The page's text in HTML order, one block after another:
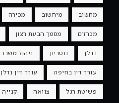
מחשוב מיחשוב מכירה
מכרזים מסמך הבעת רצון
נדלן נוטריון ניהול משרד
עורך דין בחיפה עורך דין נדלן
פשיטת רגל צוואה קנייה